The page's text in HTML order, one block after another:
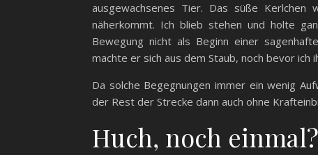
ausgewachsenes Tier. Das süße
näherkommt. Ich blieb stehen und holte
Bewegung nicht als Beginn einer
machte er sich aus dem Staub, noch bevor ich
Da solche Begegnungen immer ein wenig
der Rest der Strecke dann auch ohne
Huch, noch einmal?